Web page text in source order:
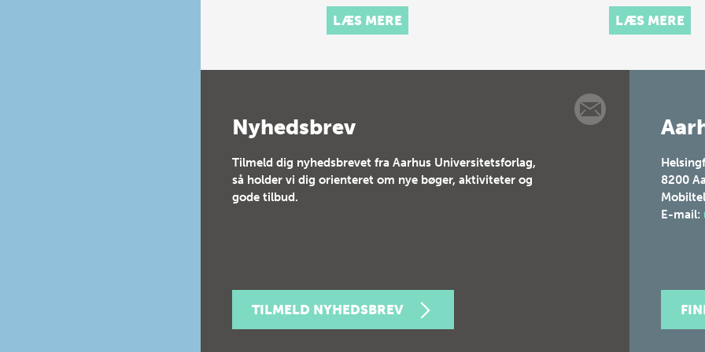
LÆS MERE
find ekstra
LÆS MERE
Nyhedsbrev
Tilmeld dig nyhedsbrevet fra Aarhus Universitetsforlag,
så holder vi dig orienteret om nye bøger, aktiviteter og
gode tilbud.
TILMELD NYHEDSBREV
8200
E-mail: